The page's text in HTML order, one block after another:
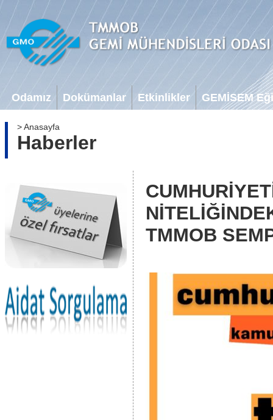
Odamız Dokümanlar Etkinlikler GEMİSEM
> Anasayfa
Haberler
TMMOB